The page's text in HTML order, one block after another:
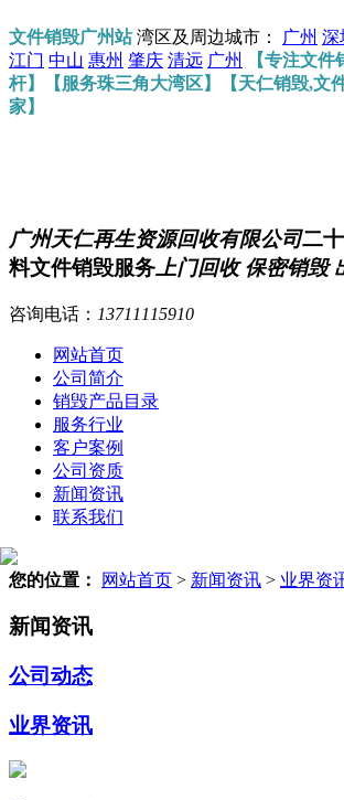
文件销毁广州站湾区及周边城市： 广州 深
江门 中山 惠州 肇庆 清远 广州
【专注文
杆】【服务珠三角大湾区】【天仁销毁,文
家】
广州天仁再生资源回收有限公司二
料文件销毁服务 上门回收 保密销毁
咨询电话： 13711115910
网站首页
公司简介
销毁产品目录
服务行业
客户案例
公司资质
新闻资讯
联系我们
您的位置： 网站首页 > 新闻资讯 > 业界资
新闻资讯
公司动态
业界资讯